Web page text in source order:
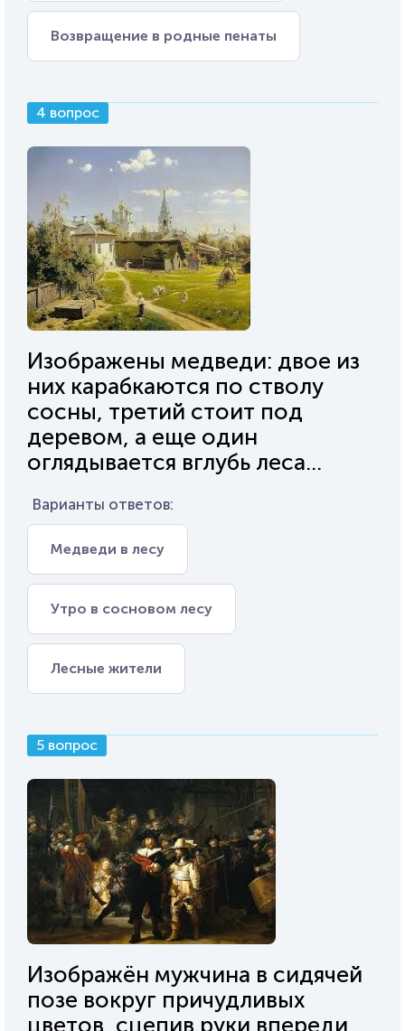
Возвращение в родные пенаты
4 вопрос
Изображены медведи: двое из
них карабкаются по стволу
сосны, третий стоит под
деревом, а еще один
оглядывается вглубь леса...
Варианты ответов:
Медведи в лесу
Утро в сосновом лесу
Лесные жители
5 вопрос
Изображён мужчина в сидячей
позе вокруг причудливых
цветов, сцепив руки впереди